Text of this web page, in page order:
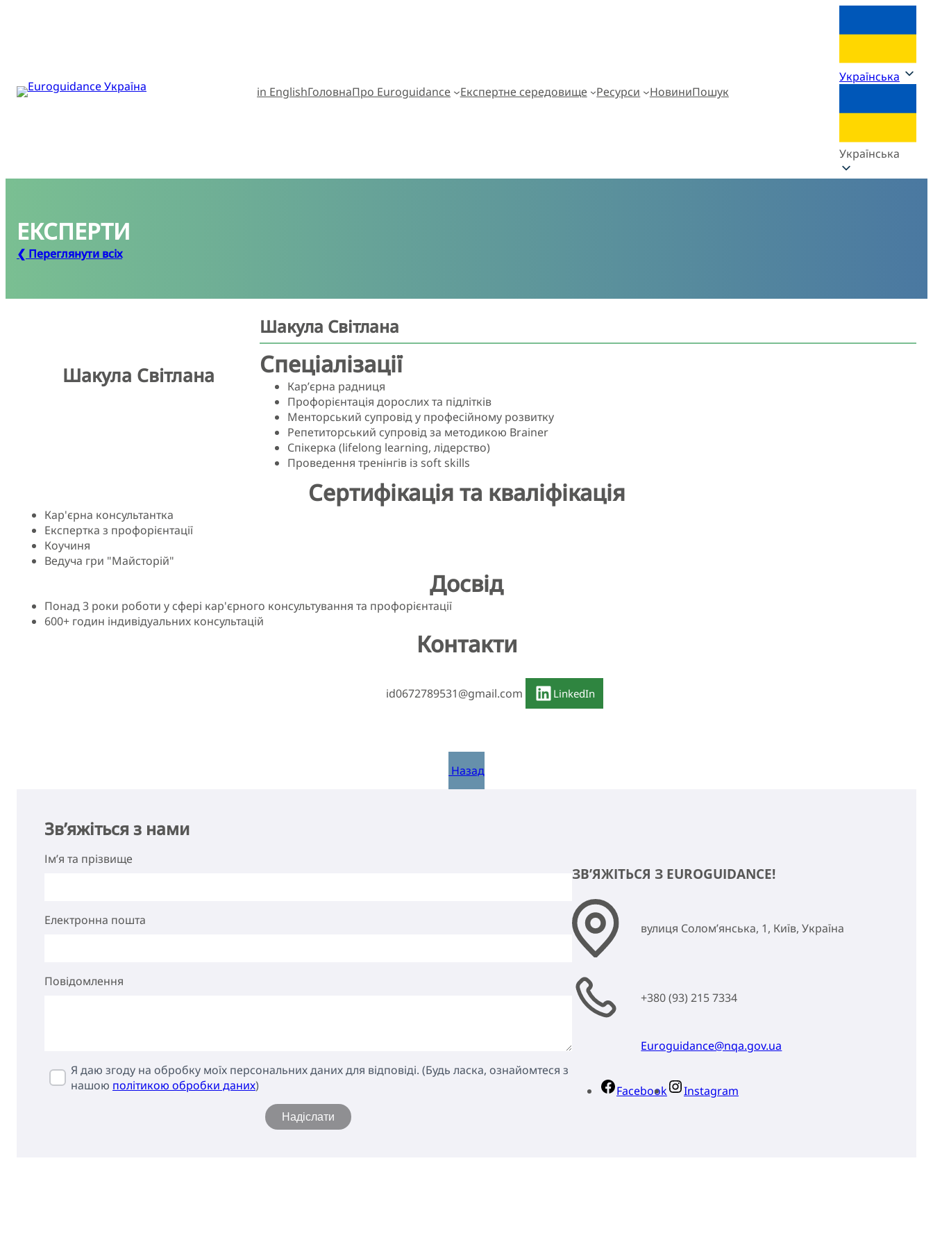
in EnglishГоловнаПро Euroguidance Експертне середовище Ресурси НовиниПошук
Українська
Українська
ЕКСПЕРТИ
❮ Переглянути всіх
Шакула Світлана
Шакула Світлана
Спеціалізації
Карʼєрна радниця
Профорієнтація дорослих та підлітків
Менторський супровід у професійному розвитку
Репетиторський супровід за методикою Brainer
Спікерка (lifelong learning, лідерство)
Проведення тренінгів із soft skills
Сертифікація та кваліфікація
Кар'єрна консультантка
Експертка з профорієнтації
Коучиня
Ведуча гри "Майсторій"
Досвід
Понад 3 роки роботи у сфері кар'єрного консультування та профорієнтації
600+ годин індивідуальних консультацій
Контакти
id0672789531@gmail.com LinkedIn
Назад
Зв’яжіться з нами
Ім’я та прізвище
Електронна пошта
Повідомлення
Я даю згоду на обробку моїх персональних даних для відповіді. (Будь ласка, ознайомтеся з
нашою політикою обробки даних)
Надіслати
ЗВ’ЯЖІТЬСЯ З EUROGUIDANCE!
вулиця Солом’янська, 1, Київ, Україна
+380 (93) 215 7334
Euroguidance@nqa.gov.ua
Facebook Instagram